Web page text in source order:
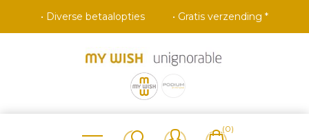
• Diverse betaalopties • Gratis verzending *
(0)